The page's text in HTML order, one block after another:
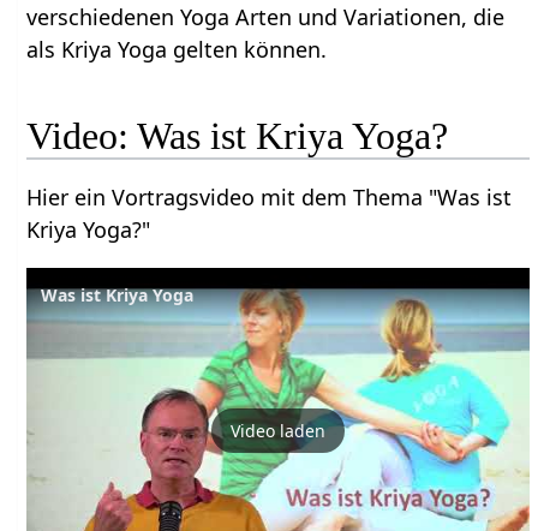
verschiedenen Yoga Arten und Variationen, die
als Kriya Yoga gelten können.
Video: Was ist Kriya Yoga?
Hier ein Vortragsvideo mit dem Thema "Was ist
Kriya Yoga?"
Was ist Kriya Yoga
Video laden